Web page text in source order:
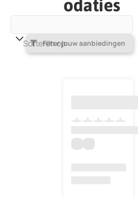
odaties
Filter jouw aanbiedingen
Sorteren op Populariteit